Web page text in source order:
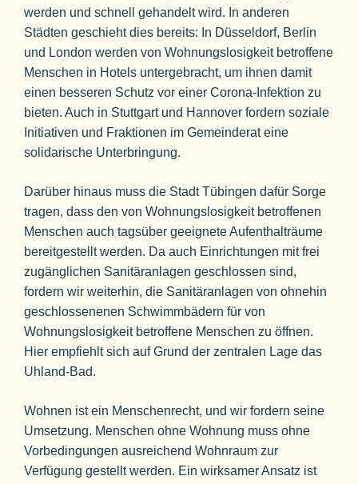
werden und schnell gehandelt wird. In anderen
Städten geschieht dies bereits: In Düsseldorf, Berlin
und London werden von Wohnungslosigkeit betroffene
Menschen in Hotels untergebracht, um ihnen damit
einen besseren Schutz vor einer Corona-Infektion zu
bieten. Auch in Stuttgart und Hannover fordern soziale
Initiativen und Fraktionen im Gemeinderat eine
solidarische Unterbringung.
Darüber hinaus muss die Stadt Tübingen dafür Sorge
tragen, dass den von Wohnungslosigkeit betroffenen
Menschen auch tagsüber geeignete Aufenthalträume
bereitgestellt werden. Da auch Einrichtungen mit frei
zugänglichen Sanitäranlagen geschlossen sind,
fordern wir weiterhin, die Sanitäranlagen von ohnehin
geschlossenenen Schwimmbädern für von
Wohnungslosigkeit betroffene Menschen zu öffnen.
Hier empfiehlt sich auf Grund der zentralen Lage das
Uhland-Bad.
Wohnen ist ein Menschenrecht, und wir fordern seine
Umsetzung. Menschen ohne Wohnung muss ohne
Vorbedingungen ausreichend Wohnraum zur
Verfügung gestellt werden. Ein wirksamer Ansatz ist